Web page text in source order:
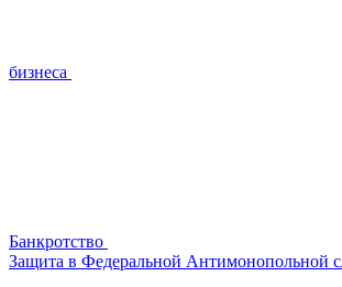
бизнеса
Банкротство
Защита в Федеральной Антимонопольной